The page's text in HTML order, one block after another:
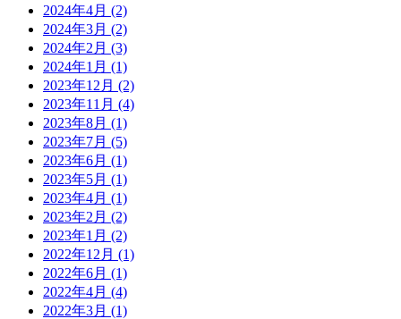
2024年4月 (2)
2024年3月 (2)
2024年2月 (3)
2024年1月 (1)
2023年12月 (2)
2023年11月 (4)
2023年8月 (1)
2023年7月 (5)
2023年6月 (1)
2023年5月 (1)
2023年4月 (1)
2023年2月 (2)
2023年1月 (2)
2022年12月 (1)
2022年6月 (1)
2022年4月 (4)
2022年3月 (1)